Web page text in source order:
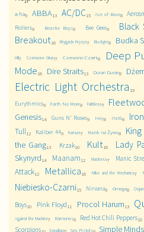
a-ha9 ABBA13 AC/DC15 Ace of Base8
Rollers9 Beastie Boys8 Bee Gees9 Black
Breakout16 Brygada Kryzys7 Budgie8 Budka
Hill7 Czerwone Gitary7 Czerwono-Czarni8 Deep
Mode 16 Dire Straits13 Duran Duran8
Electric Light Orchestra 19
Eurythmics9 Faith No More8 Faithless7
Genesis14 Guns N' Roses9 Hey8 INXS8
Tull12 Kaliber 449 Kansas7 Kazik na Żywo8
the Gang13 Krzak10 Kult16 Lady
Skynyrd 14 Maanam 12 Madness7 Manic
Attack12 Metallica 16 Mike and the Mechanics7
Niebiesko-Czarni15 Nirvana9 Omega8 Osjan
Boys10 Pink Floyd 11 Procol Harum 13
Against the Machine7 Ramones8 Red Hot Chili Peppers10
Scorpions Sepultura Sex Pistols Simple Minds